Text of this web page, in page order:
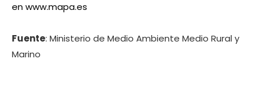
en www.mapa.es
Fuente: Ministerio de Medio Ambiente Medio Rural y
Marino